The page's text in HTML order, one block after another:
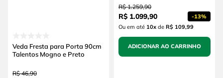
Veda Fresta para Porta 90cm
Talentos Mogno e Preto
R$ 46,90
R$ 1.259,90
R$ 1.099,90 -13%
Ou em até 10xde R$ 109,99
ADICIONAR AO CARRINHO